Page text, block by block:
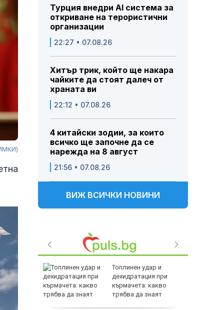
Турция внедри AI система за
откриване на терористични
организации
22:27 • 07.08.26
Хитър трик, който ще накара
чайките да стоят далеч от
храната ви
22:12 • 07.08.26
4 китайски зодии, за които
всичко ще започне да се
нарежда на 8 август
21:56 • 07.08.26
ВИЖ ВСИЧКИ НОВИНИ
Топлинен удар и
дехидратация при
кърмачета: какво
трябва да знаят